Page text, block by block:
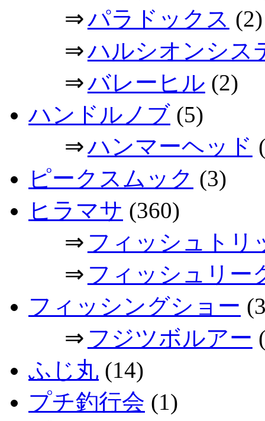
⇒パラドックス (2)
⇒ハルシオンシス
⇒バレーヒル (2)
ハンドルノブ (5)
⇒ハンマーヘッド
ピークスムック (3)
ヒラマサ (360)
⇒ フィッシュトリ
⇒ フィッシュリー
フィッシングショー
⇒ フジツボルアー
ふじ丸 (14)
プチ釣行会 (1)